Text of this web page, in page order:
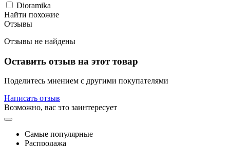
Dioramika
Найти похожие
Отзывы
Отзывы не найдены
Оставить отзыв на этот товар
Поделитесь мнением с другими покупателями
Написать отзыв
Возможно, вас это заинтересует
Самые популярные
Распродажа